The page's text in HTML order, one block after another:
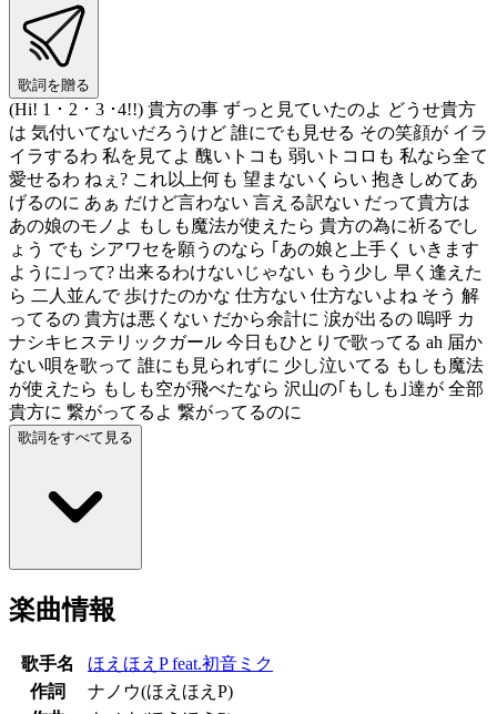
歌詞を贈る
(Hi! 1 ･ 2 ･ 3 ･4!!) 貴方の事 ずっと見ていたのよ どうせ貴方
は 気付いてないだろうけど 誰にでも見せる その笑顔が イラ
イラするわ 私を見てよ 醜いトコも 弱いトコロも 私なら全て
愛せるわ ねぇ? これ以上何も 望まないくらい 抱きしめてあ
げるのに あぁ だけど言わない 言える訳ない だって貴方は
あの娘のモノよ もしも魔法が使えたら 貴方の為に祈るでし
ょう でも シアワセを願うのなら ｢あの娘と上手く いきます
ように｣って? 出来るわけないじゃない もう少し 早く逢えた
ら 二人並んで 歩けたのかな 仕方ない 仕方ないよね そう 解
ってるの 貴方は悪くない だから余計に 涙が出るの 嗚呼 カ
ナシキヒステリックガール 今日もひとりで歌ってる ah 届か
ない唄を歌って 誰にも見られずに 少し泣いてる もしも魔法
が使えたら もしも空が飛べたなら 沢山の｢もしも｣達が 全部
貴方に 繋がってるよ 繋がってるのに
歌詞をすべて見る
楽曲情報
歌手名
ほえほえP feat.初音ミク
作詞
ナノウ(ほえほえP)